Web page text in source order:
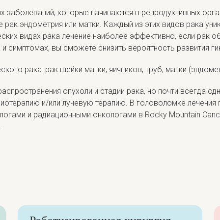
заболеваний, которые начинаются в репродуктивных
эндометрия или матки. Каждый из этих видов рака
видах рака лечение наиболее эффективно, если рак
симптомах, вы сможете снизить вероятность развития
рака: рак шейки матки, яичников, труб, матки
опухоли и стадии рака, но почти всегда
и/или лучевую терапию. В головоломке
и радиационными онкологами в Rocky Mountain